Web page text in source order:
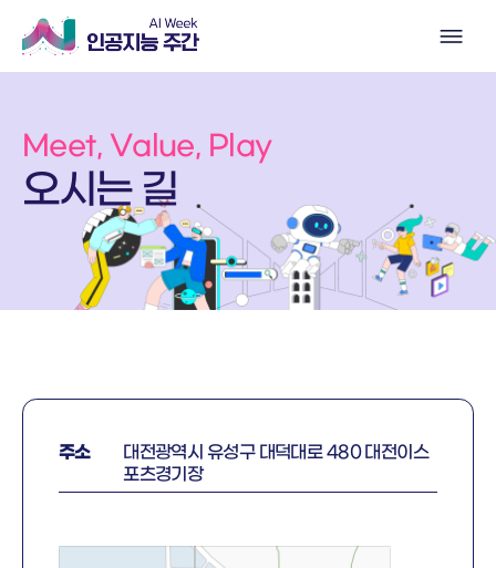
Meet, Value, Play
오시는 길
주소
대전광역시 유성구 대덕대로 480 대전이스
포츠경기장